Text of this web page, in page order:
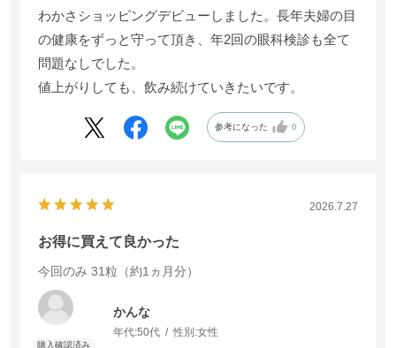
わかさショッピングデビューしました。長年夫婦の目
の健康をずっと守って頂き、年2回の眼科検診も全て
問題なしでした。
値上がりしても、飲み続けていきたいです。
参考になった 0
2026.7.27
お得に買えて良かった
今回のみ 31粒（約1ヵ月分）
かんな
年代:50代 性別:女性